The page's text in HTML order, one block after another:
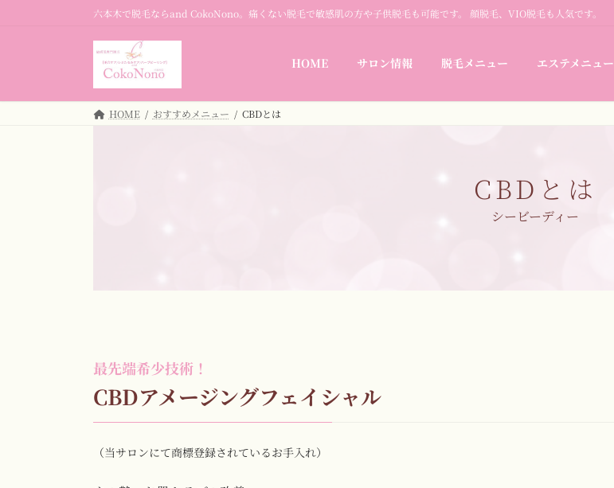
へ
ョ
六本木で脱毛ならand CokoNono。痛くない脱毛で敏感肌の方や子供脱毛も可能です。 顔脱毛、VIO脱毛も人気です。
HOME サロン情報 脱毛メニュー エステメニュー
HOME おすすめメニュー CBDとは
CBDとは
シービーディー
CBDアメージングフェイシャル
（当サロンにて商標登録されているお手入れ）